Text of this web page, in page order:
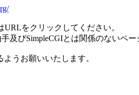
URLをクリックしてください。
及びSimpleCGIとは関係のないペー
うお願いいたします。